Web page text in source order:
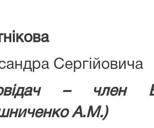
Сергійовича
– член
А.М.)